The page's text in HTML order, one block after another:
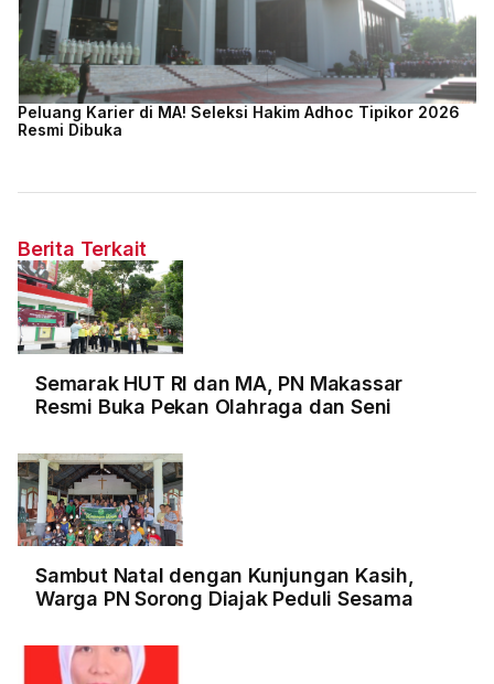
Peluang Karier di MA! Seleksi Hakim Adhoc Tipikor 2026
Resmi Dibuka
Berita Terkait
Semarak HUT RI dan MA, PN Makassar
Resmi Buka Pekan Olahraga dan Seni
Sambut Natal dengan Kunjungan Kasih,
Warga PN Sorong Diajak Peduli Sesama